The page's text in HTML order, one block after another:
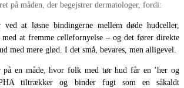
på måden, der begejstrer dermatologer, fordi:
ved at løsne bindingerne mellem døde hudceller,
at fremme cellefornyelse – og det fører direkte
med mere glød. I det små, bevares, men alligevel.
på en måde, hvor folk med tør hud får en ’her og
tiltrækker og binder fugt som en såkaldt